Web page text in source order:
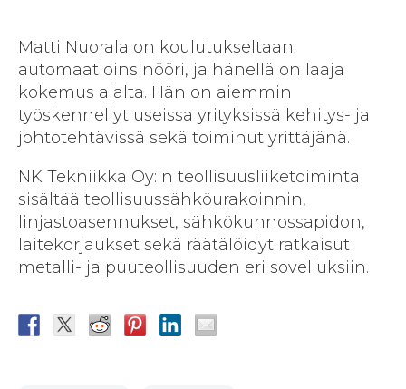
Matti Nuorala on koulutukseltaan
automaatioinsinööri, ja hänellä on laaja
kokemus alalta. Hän on aiemmin
työskennellyt useissa yrityksissä kehitys- ja
johtotehtävissä sekä toiminut yrittäjänä.
NK Tekniikka Oy: n teollisuusliiketoiminta
sisältää teollisuussähköurakoinnin,
linjastoasennukset, sähkökunnossapidon,
laitekorjaukset sekä räätälöidyt ratkaisut
metalli- ja puuteollisuuden eri sovelluksiin.